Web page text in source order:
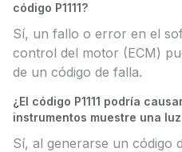
código P1111?
Sí, un fallo o error en el
control del motor (ECM)
de un código de falla.
¿El código P1111 podría
instrumentos muestre una
Sí, al generarse un código